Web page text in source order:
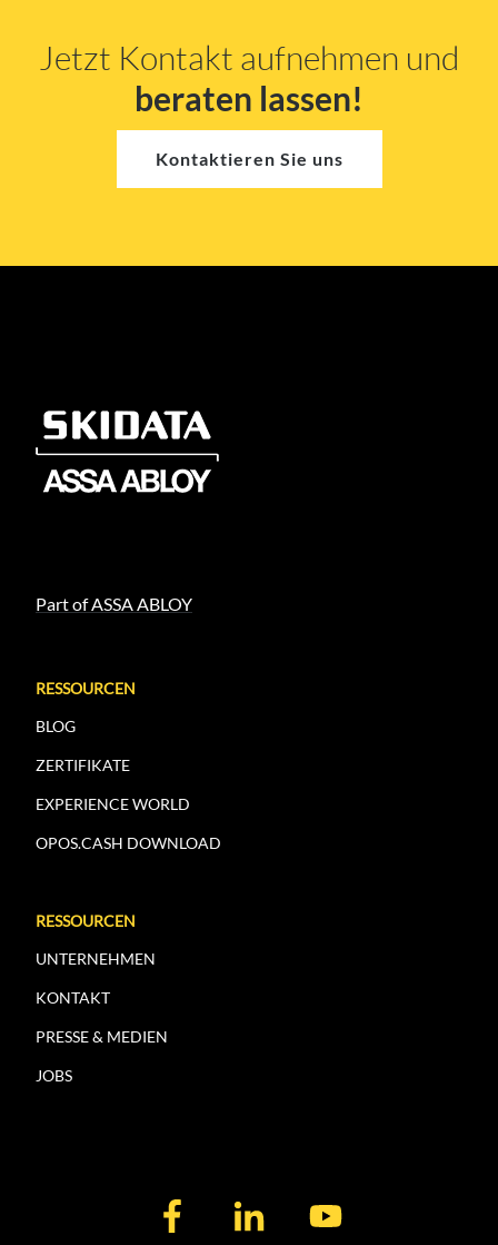
Jetzt Kontakt aufnehmen und
beraten lassen!
Kontaktieren Sie uns
Part of ASSA ABLOY
RESSOURCEN
BLOG
ZERTIFIKATE
EXPERIENCE WORLD
OPOS.CASH DOWNLOAD
RESSOURCEN
UNTERNEHMEN
KONTAKT
PRESSE & MEDIEN
JOBS